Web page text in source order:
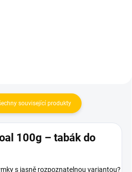
související produkty
100g – tabák do
s jasně rozpoznatelnou variantou?